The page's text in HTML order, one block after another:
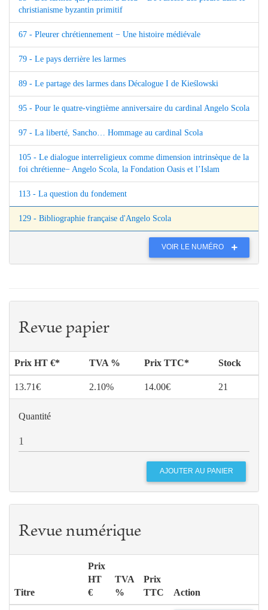
christianisme byzantin primitif
67 - Pleurer chrétiennement − Une histoire médiévale
79 - Le pays derrière les larmes
89 - Le partage des larmes dans Décalogue I de Kieślowski
95 - Pour le quatre-vingtième anniversaire du cardinal Angelo Scola
97 - La liberté, Sancho… Hommage au cardinal Scola
105 - Le dialogue interreligieux comme dimension intrinsèque de la
foi chrétienne− Angelo Scola, la Fondation Oasis et l’Islam
113 - La question du fondement
129 - Bibliographie française d'Angelo Scola
VOIR LE NUMÉRO
Revue papier
Prix HT €* TVA % Prix TTC* Stock
13.71€ 2.10% 14.00€ 21
Quantité
Revue numérique
Titre
Prix
HT
€
TVA
%
Prix
TTC
Action